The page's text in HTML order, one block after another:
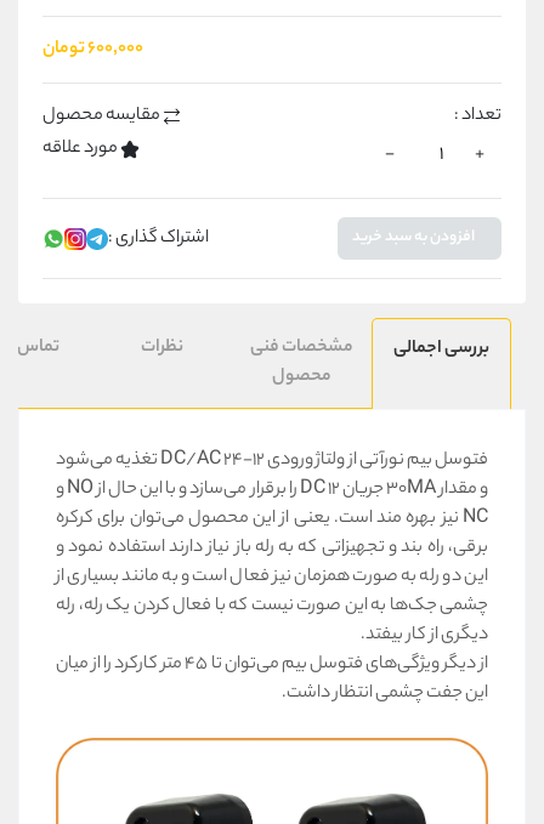
۶۰۰٬۰۰۰ تومان
تعداد :
+
-
مقایسه محصول
مورد علاقه
افزودن به سبد خرید اشتراک گذاری :
بررسی اجمالی
مشخصات فنی
محصول
نظرات تماس با
فتوسل بیم نورآتی از ولتاژ ورودی 12-24 DC/AC تغذیه می‌شود
و مقدار 30MA جریان 12 DC را برقرار می‌سازد و با این حال از NO و
NC نیز بهره مند است. یعنی از این محصول می‌توان برای کرکره
برقی، راه بند و تجهیزاتی که به رله باز نیاز دارند استفاده نمود و
این دو رله به صورت همزمان نیز فعال است و به مانند بسیاری از
چشمی جک‌ها به این صورت نیست که با فعال کردن یک رله، رله
دیگری از کار بیفتد.
از دیگر ویژگی‌های فتوسل بیم می‌توان تا 45 متر کارکرد را از میان
این جفت چشمی انتظار داشت.